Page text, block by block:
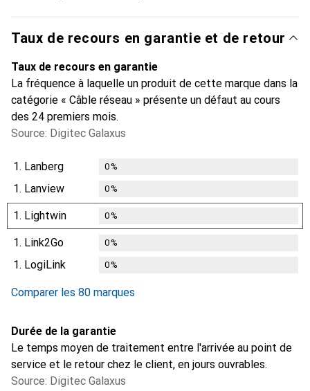
Taux de recours en garantie et de retour
Taux de recours en garantie
La fréquence à laquelle un produit de cette marque dans la
catégorie « Câble réseau » présente un défaut au cours
des 24 premiers mois.
Source: Digitec Galaxus
1. Lanberg 0%
1. Lanview 0%
1. Lightwin 0%
1. Link2Go 0%
1. LogiLink 0%
Comparer les 80 marques
Durée de la garantie
Le temps moyen de traitement entre l'arrivée au point de
service et le retour chez le client, en jours ouvrables.
Source: Digitec Galaxus